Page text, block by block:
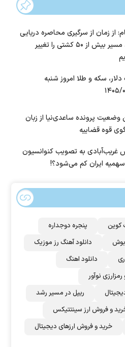
از زمان از سرگیری محاصره دریایی
ایران، مسیر بیش از ۵۰ کشتی را تغییر
سکه و طلا امروز شنبه
۰۵/۱۷
وضعیت پرونده ساعدی‌نیا از زبان
قوه قضاییه
غریب‌آبادی به تصویب کنوانسیون
ایران کم می‌شود؟!
کوین
پنجره دوجداره
بوش
دانلود آهنگ رز‌ موزیک
دانلود اهنگ
نوآور
ریپل در مسیر رشد
و فروش ارز سینتتیکس
خرید و فروش ارزهای دیجیتال